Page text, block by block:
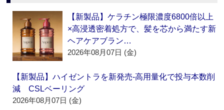
【新製品】ケラチン極限濃度6800倍以上
×高浸透密着処方で、髪を芯から満たす新
ヘアケアブラン…
2026年08月07日 (金)
【新製品】ハイゼントラを新発売‐高用量化で投与本数削
減 CSLベーリング
2026年08月07日 (金)